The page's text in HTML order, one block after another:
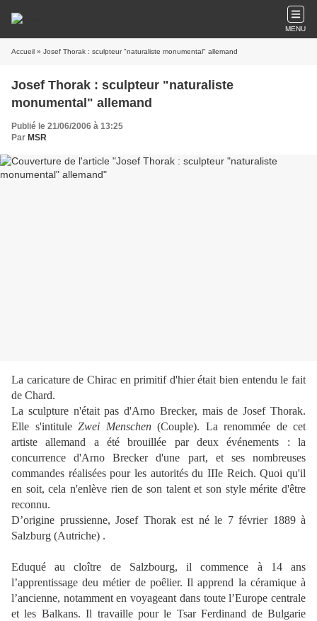
MENU
Accueil » Josef Thorak : sculpteur "naturaliste monumental" allemand
Josef Thorak : sculpteur "naturaliste
monumental" allemand
Publié le 21/06/2006 à 13:25
Par MSR
La caricature de Chirac en primitif d'hier était bien entendu le fait
de Chard.
La sculpture n'était pas d'Arno Brecker, mais de Josef Thorak.
Elle s'intitule Zwei Menschen(Couple). La renommée de cet
artiste allemand a été brouillée par deux événements : la
concurrence d'Arno Brecker d'une part, et ses nombreuses
commandes réalisées pour les autorités du IIIe Reich. Quoi qu'il
en soit, cela n'enlève rien de son talent et son style mérite d'être
reconnu.
D’origine prussienne, Josef Thorak est né le 7 février 1889 à
Salzburg (Autriche) .
Eduqué au cloître de Salzbourg, il commence à 14 ans
l’apprentissage deu métier de poêlier. Il apprend la céramique à
l’ancienne, notamment en voyageant dans toute l’Europe centrale
et les Balkans. Il travaille pour le Tsar Ferdinand de Bulgarie